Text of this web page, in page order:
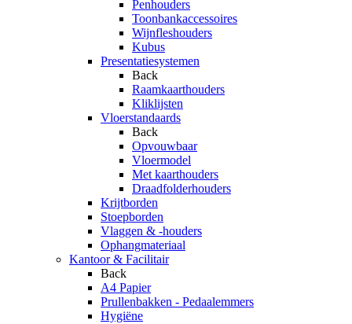
Penhouders
Toonbankaccessoires
Wijnfleshouders
Kubus
Presentatiesystemen
Back
Raamkaarthouders
Kliklijsten
Vloerstandaards
Back
Opvouwbaar
Vloermodel
Met kaarthouders
Draadfolderhouders
Krijtborden
Stoepborden
Vlaggen & -houders
Ophangmateriaal
Kantoor & Facilitair
Back
A4 Papier
Prullenbakken - Pedaalemmers
Hygiëne